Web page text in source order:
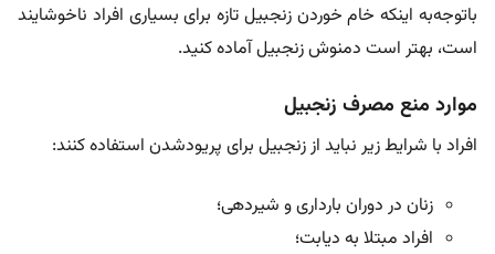
باتوجه‌به اینکه خام خوردن زنجبیل تازه برای بسیاری افراد ناخوشایند
است، بهتر است دمنوش زنجبیل آماده کنید.
موارد منع مصرف زنجبیل
افراد با شرایط زیر نباید از زنجبیل برای پریودشدن استفاده کنند:
زنان در دوران بارداری و شیردهی؛
افراد مبتلا به دیابت؛